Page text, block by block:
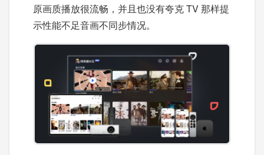
原画质播放很流畅，并且也没有夸克 TV 那样提
示性能不足音画不同步情况。